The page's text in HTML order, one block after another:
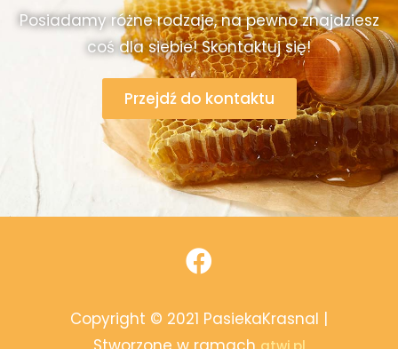
Posiadamy różne rodzaje, na pewno znajdziesz
coś dla siebie! Skontaktuj się!
Przejdź do kontaktu
Copyright © 2021 PasiekaKrasnal |